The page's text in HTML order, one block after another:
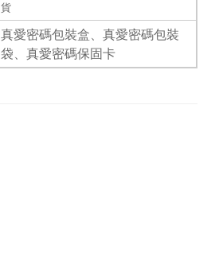
貨
真愛密碼包裝盒、真愛密碼包裝
袋、真愛密碼保固卡